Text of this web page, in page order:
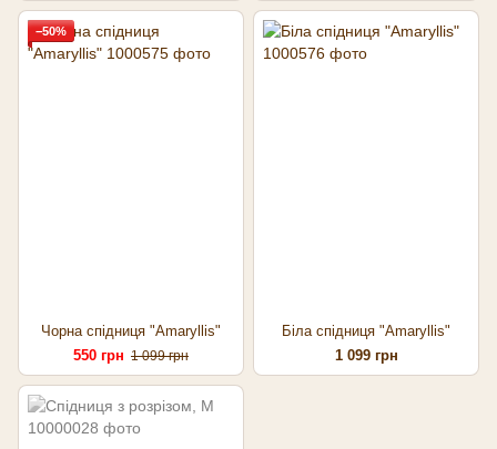
−50%
Чорна спідниця "Amaryllis"
550 грн 1 099 грн
Біла спідниця "Amaryllis"
1 099 грн